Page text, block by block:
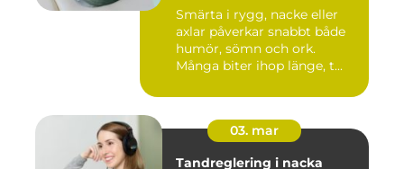
Smärta i rygg, nacke eller
axlar påverkar snabbt både
humör, sömn och ork.
Många biter ihop länge, t...
03. mar
Tandreglering i nacka